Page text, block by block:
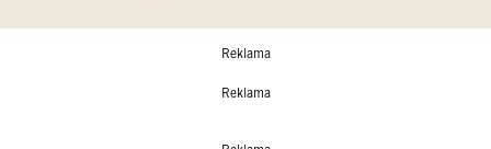
Reklama
Reklama